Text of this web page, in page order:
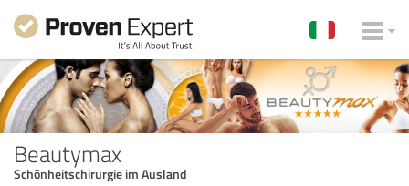
Beautymax
Schönheitschirurgie im Ausland